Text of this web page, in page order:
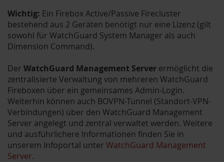
Wichtig: Ein Firebox Active/Passive Firecluster
bestehend aus 2 Geräten benötigt nur eine Lizenz (gilt
sowohl für WatchGuard System Manager als auch
Dimension Command).
Der WatchGuard Management Server ermöglicht die
zentralisierte Verwaltung von mehreren WatchGuard
Fireboxen über ein gemeinsames Admin-Login.
Weiterhin können auch BOVPN-Tunnel (Standort-VPN-
Verbindungen) über den WatchGuard Management
Server angelegt und zentral verwaltet werden. Weitere
und ausführlichere Informationen finden Sie in
unserem Infoportal unter WatchGuard Management
Server.